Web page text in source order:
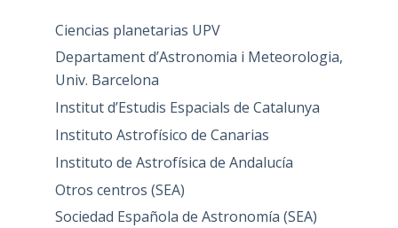
Ciencias planetarias UPV
Departament d’Astronomia i Meteorologia,
Univ. Barcelona
Institut d’Estudis Espacials de Catalunya
Instituto Astrofísico de Canarias
Instituto de Astrofísica de Andalucía
Otros centros (SEA)
Sociedad Española de Astronomía (SEA)